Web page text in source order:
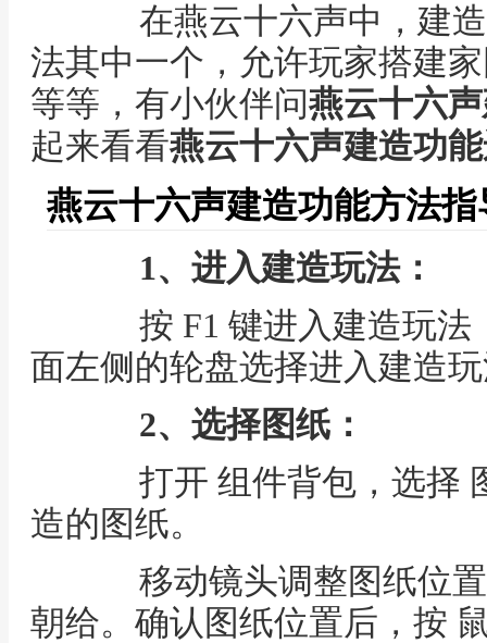
在燕云十六声中，建造
法其中一个，允许玩家搭建
等等，有小伙伴问燕云十六
起来看看燕云十六声建造功
燕云十六声建造功能方法指
1、进入建造玩法：
按 F1 键进入建造玩法
面左侧的轮盘选择进入建造
2、选择图纸：
打开 组件背包，选择
造的图纸。
移动镜头调整图纸位置
朝给。确认图纸位置后，按